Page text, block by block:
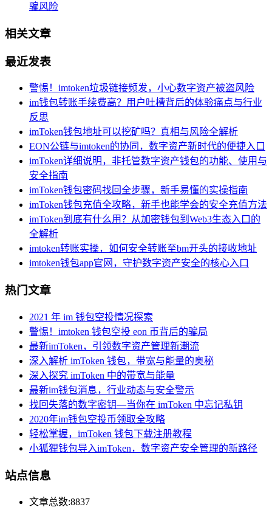
骗风险
相关文章
最近发表
警惕！imtoken垃圾链接频发，小心数字资产被盗风险
im钱包转账手续费高？用户吐槽背后的体验痛点与行业
反思
imToken钱包地址可以挖矿吗？真相与风险全解析
EON公链与imtoken的协同，数字资产新时代的便捷入口
imToken详细说明，非托管数字资产钱包的功能、使用与
安全指南
imToken钱包密码找回全步骤，新手易懂的实操指南
imToken钱包充值全攻略，新手也能学会的安全充值方法
imToken到底有什么用？从加密钱包到Web3生态入口的
全解析
imtoken转账实操，如何安全转账至bm开头的接收地址
imtoken钱包app官网，守护数字资产安全的核心入口
热门文章
2021 年 im 钱包空投情况探索
警惕！imtoken 钱包空投 eon 币背后的骗局
最新imToken，引领数字资产管理新潮流
深入解析 imToken 钱包，带宽与能量的奥秘
深入探究 imToken 中的带宽与能量
最新im钱包消息，行业动态与安全警示
找回失落的数字密钥—当你在 imToken 中忘记私钥
2020年im钱包空投币领取全攻略
轻松掌握，imToken 钱包下载注册教程
小狐狸钱包导入imToken，数字资产安全管理的新路径
站点信息
文章总数:8837